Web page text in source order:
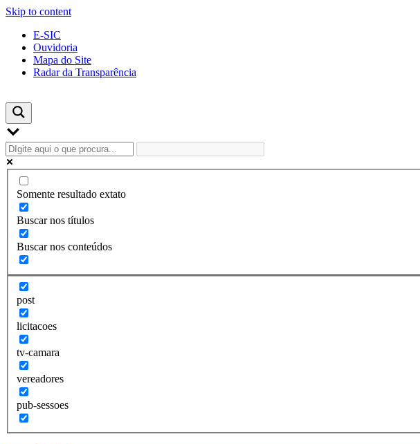
Skip to content
E-SIC
Ouvidoria
Mapa do Site
Radar da Transparência
Somente resultado extato
Buscar nos títulos
Buscar nos conteúdos
post
licitacoes
tv-camara
vereadores
pub-sessoes